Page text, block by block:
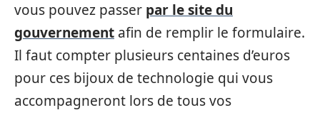
vous pouvez passer par le site du
gouvernement afin de remplir le formulaire.
Il faut compter plusieurs centaines d’euros
pour ces bijoux de technologie qui vous
accompagneront lors de tous vos